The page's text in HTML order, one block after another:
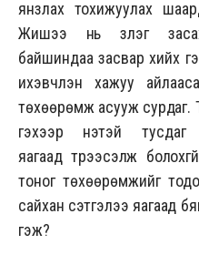
янзлах тохижуулах
Жишээ нь зүлэг
байшиндаа засвар хийх
ихэвчлэн хажуу
төхөөрөмж асууж сурдаг.
гэхээр үнэтэй тусдаг
яагаад түрээсэлж
тоног төхөөрөмжийг
сайхан сэтгэлээ яагаад
гэж?